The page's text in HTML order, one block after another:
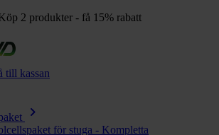
2 produkter - få 15% rabatt
till kassan
chevron_right
för stuga - Kompletta